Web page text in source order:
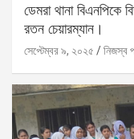
ডেমরা থানা বিএনপিকে
রতন চেয়ারম্যান।
সেপ্টেম্বর ৯, ২০২৫ নিজস্ব